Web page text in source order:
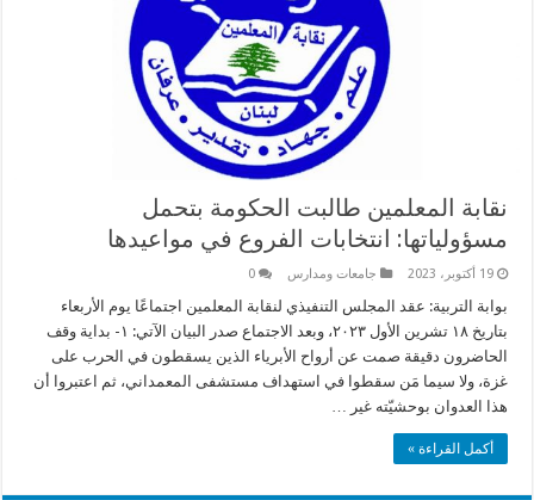
نقابة المعلمين طالبت الحكومة بتحمل
مسؤولياتها: انتخابات الفروع في مواعيدها
19 أكتوبر، 2023 جامعات ومدارس 0
بوابة التربية: عقد المجلس التنفيذي لنقابة المعلمين اجتماعًا يوم الأربعاء
بتاريخ ١٨ تشرين الأول ٢٠٢٣، وبعد الاجتماع صدر البيان الآتي: ١- بداية وقف
الحاضرون دقيقة صمت عن أرواح الأبرياء الذين يسقطون في الحرب على
غزة، ولا سيما مَن سقطوا في استهداف مستشفى المعمداني، ثم اعتبروا أن
هذا العدوان بوحشيّته غير …
أكمل القراءة »